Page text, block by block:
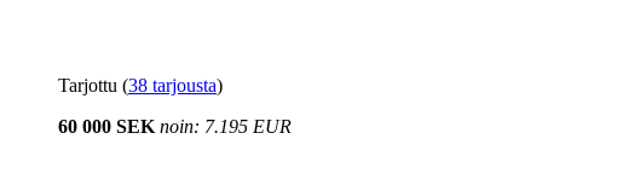
Tarjottu (38 tarjousta)
60 000 SEK noin: 7.195 EUR